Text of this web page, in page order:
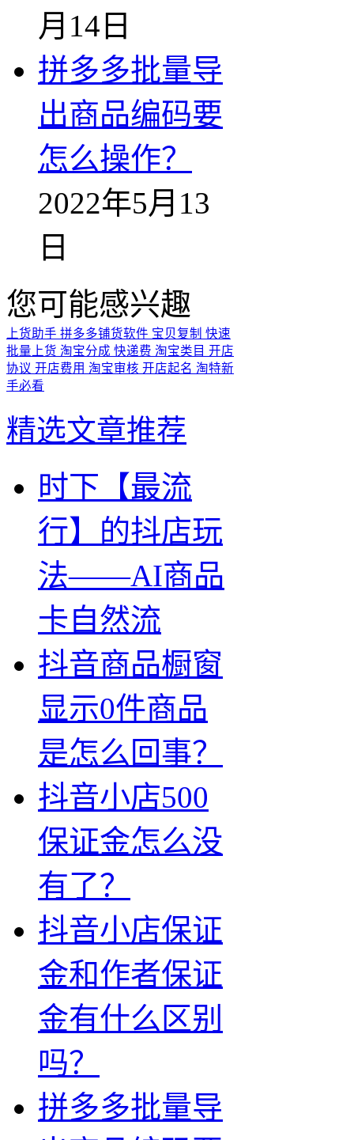
月14日
拼多多批量导
出商品编码要
怎么操作？
2022年5月13
日
您可能感兴趣
上货助手 拼多多铺货软件 宝贝复制 快速
批量上货 淘宝分成 快递费 淘宝类目 开店
协议 开店费用 淘宝审核 开店起名 淘特新
手必看
精选文章推荐
时下【最流
行】的抖店玩
法——AI商品
卡自然流
抖音商品橱窗
显示0件商品
是怎么回事？
抖音小店500
保证金怎么没
有了？
抖音小店保证
金和作者保证
金有什么区别
吗？
拼多多批量导